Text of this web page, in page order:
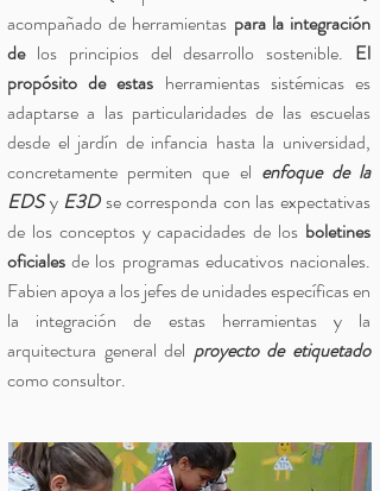
acompañado de herramientas para la integración
delos principios del desarrollo sostenible. El
propósito de estas herramientas sistémicas es
adaptarse a las particularidades de las escuelas
desde el jardín de infancia hasta la universidad,
concretamente permiten que el enfoque de la
EDSy E3Dse corresponda con las expectativas
de los conceptos y capacidades de los boletines
oficiales de los programas educativos nacionales.
Fabien apoya a los jefes de unidades específicas en
la integración de estas herramientas y la
arquitectura general del proyecto de etiquetado
como consultor.